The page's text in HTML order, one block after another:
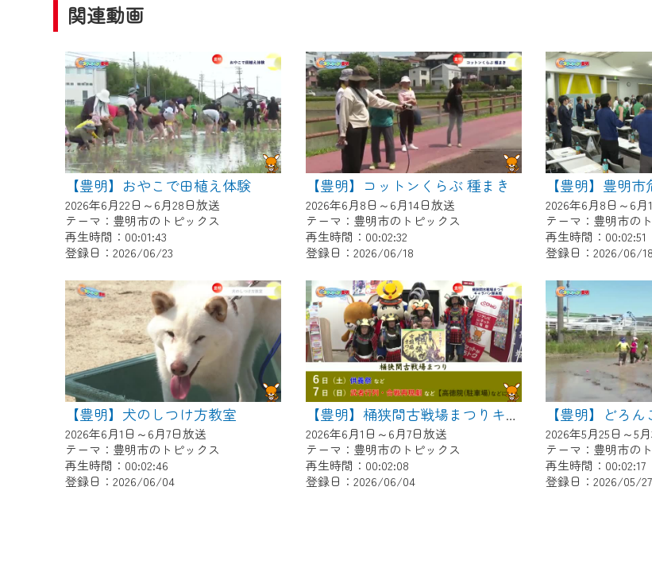
関連動画
【豊明】おやこで田植え体験
2026年6月22日～6月28日放送
テーマ：豊明市のトピックス
再生時間：00:01:43
登録日：2026/06/23
【豊明】コットンくらぶ 種まき
2026年6月8日～6月14日放送
テーマ：豊明市のトピックス
再生時間：00:02:32
登録日：2026/06/18
2026年6月8日～6月
テーマ：豊明市の
再生時間：00:02:51
登録日：2026/06/18
【豊明】犬のしつけ方教室
2026年6月1日～6月7日放送
テーマ：豊明市のトピックス
再生時間：00:02:46
登録日：2026/06/04
【豊明】桶狭間古戦場まつりキャラバン隊来局
2026年6月1日～6月7日放送
テーマ：豊明市のトピックス
再生時間：00:02:08
登録日：2026/06/04
【豊明】どろ
2026年5月25日～5
テーマ：豊明市の
再生時間：00:02:17
登録日：2026/05/27